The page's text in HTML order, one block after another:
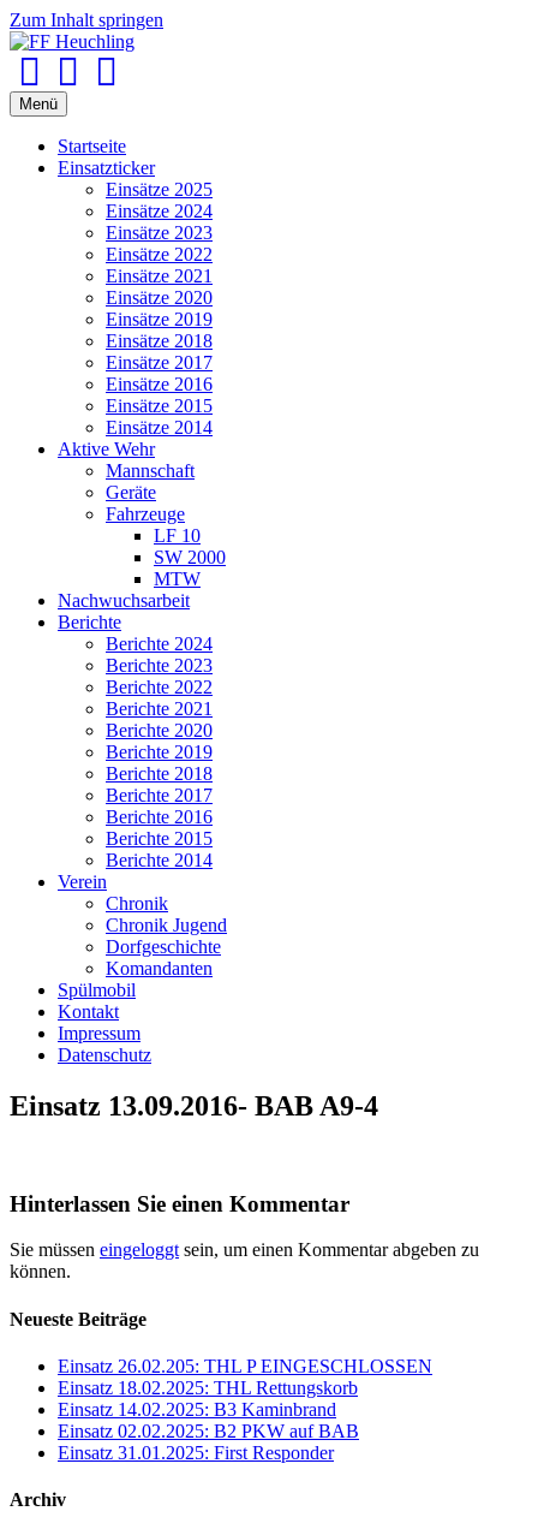
Zum Inhalt springen
Menü
Startseite
Einsatzticker
Einsätze 2025
Einsätze 2024
Einsätze 2023
Einsätze 2022
Einsätze 2021
Einsätze 2020
Einsätze 2019
Einsätze 2018
Einsätze 2017
Einsätze 2016
Einsätze 2015
Einsätze 2014
Aktive Wehr
Mannschaft
Geräte
Fahrzeuge
LF 10
SW 2000
MTW
Nachwuchsarbeit
Berichte
Berichte 2024
Berichte 2023
Berichte 2022
Berichte 2021
Berichte 2020
Berichte 2019
Berichte 2018
Berichte 2017
Berichte 2016
Berichte 2015
Berichte 2014
Verein
Chronik
Chronik Jugend
Dorfgeschichte
Komandanten
Spülmobil
Kontakt
Impressum
Datenschutz
Einsatz 13.09.2016- BAB A9-4
Hinterlassen Sie einen Kommentar
Sie müssen eingeloggt sein, um einen Kommentar abgeben zu
können.
Neueste Beiträge
Einsatz 26.02.205: THL P EINGESCHLOSSEN
Einsatz 18.02.2025: THL Rettungskorb
Einsatz 14.02.2025: B3 Kaminbrand
Einsatz 02.02.2025: B2 PKW auf BAB
Einsatz 31.01.2025: First Responder
Archiv